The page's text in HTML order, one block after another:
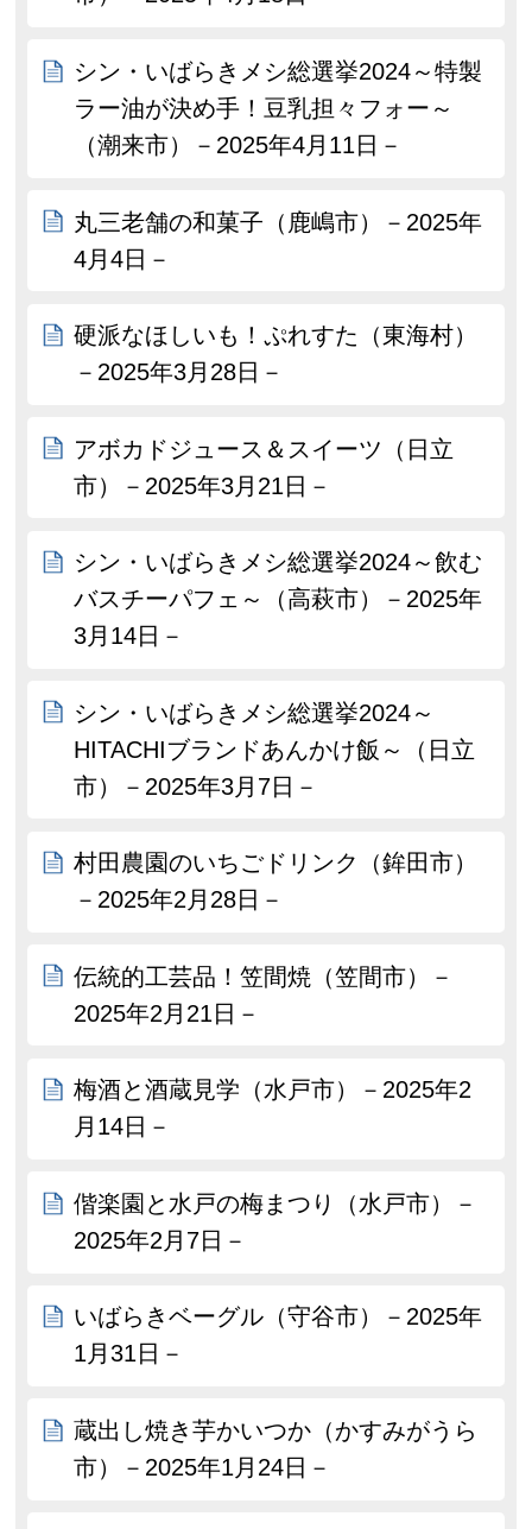
シン・いばらきメシ総選挙2024～特製
ラー油が決め手！豆乳担々フォー～
（潮来市）－2025年4月11日－
丸三老舗の和菓子（鹿嶋市）－2025年
4月4日－
硬派なほしいも！ぷれすた（東海村）
－2025年3月28日－
アボカドジュース＆スイーツ（日立
市）－2025年3月21日－
シン・いばらきメシ総選挙2024～飲む
バスチーパフェ～（高萩市）－2025年
3月14日－
シン・いばらきメシ総選挙2024～
HITACHIブランドあんかけ飯～（日立
市）－2025年3月7日－
村田農園のいちごドリンク（鉾田市）
－2025年2月28日－
伝統的工芸品！笠間焼（笠間市）－
2025年2月21日－
梅酒と酒蔵見学（水戸市）－2025年2
月14日－
偕楽園と水戸の梅まつり（水戸市）－
2025年2月7日－
いばらきベーグル（守谷市）－2025年
1月31日－
蔵出し焼き芋かいつか（かすみがうら
市）－2025年1月24日－